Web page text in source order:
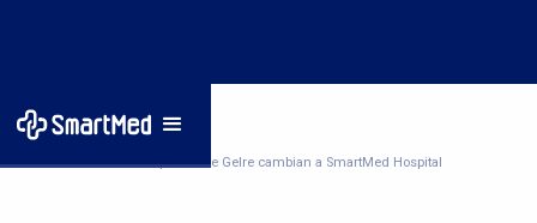
Inicio/Noticias/Los hospitales de Gelre cambian a SmartMed Hospital